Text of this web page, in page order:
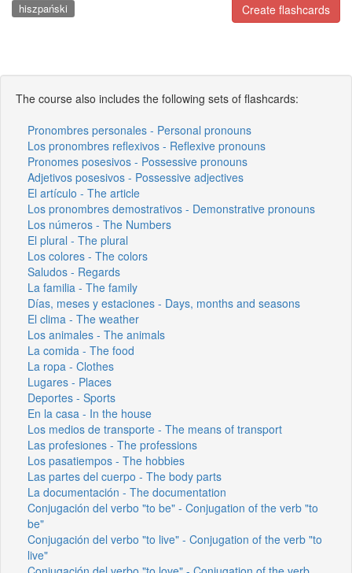
Create flashcards
hiszpański
The course also includes the following sets of flashcards:
Pronombres personales - Personal pronouns
Los pronombres reflexivos - Reflexive pronouns
Pronomes posesivos - Possessive pronouns
Adjetivos posesivos - Possessive adjectives
El artículo - The article
Los pronombres demostrativos - Demonstrative pronouns
Los números - The Numbers
El plural - The plural
Los colores - The colors
Saludos - Regards
La familia - The family
Días, meses y estaciones - Days, months and seasons
El clima - The weather
Los animales - The animals
La comida - The food
La ropa - Clothes
Lugares - Places
Deportes - Sports
En la casa - In the house
Los medios de transporte - The means of transport
Las profesiones - The professions
Los pasatiempos - The hobbies
Las partes del cuerpo - The body parts
La documentación - The documentation
Conjugación del verbo "to be" - Conjugation of the verb "to
be"
Conjugación del verbo "to live" - Conjugation of the verb "to
live"